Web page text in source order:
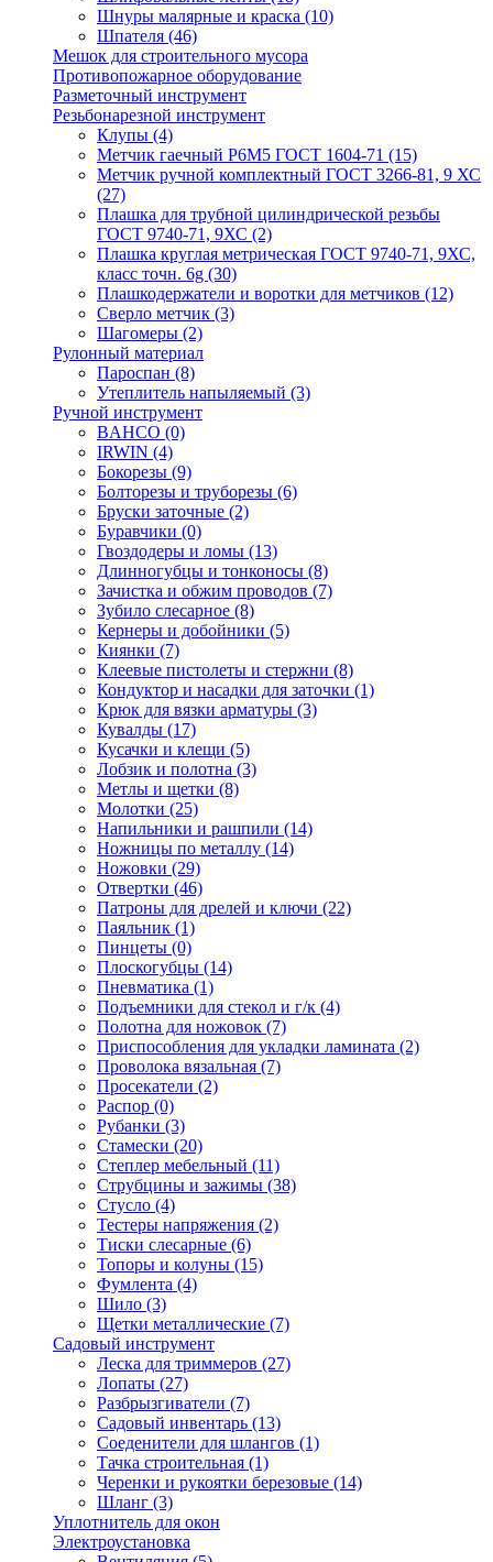
Шнуры малярные и краска (10)
Шпателя (46)
Мешок для строительного мусора
Противопожарное оборудование
Разметочный инструмент
Резьбонарезной инструмент
Клупы (4)
Метчик гаечный Р6М5 ГОСТ 1604-71 (15)
Метчик ручной комплектный ГОСТ 3266-81, 9 ХС
(27)
Плашка для трубной цилиндрической резьбы
ГОСТ 9740-71, 9ХС (2)
Плашка круглая метрическая ГОСТ 9740-71, 9ХС,
класс точн. 6g (30)
Плашкодержатели и воротки для метчиков (12)
Сверло метчик (3)
Шагомеры (2)
Рулонный материал
Пароспан (8)
Утеплитель напыляемый (3)
Ручной инструмент
BAHCO (0)
IRWIN (4)
Бокорезы (9)
Болторезы и труборезы (6)
Бруски заточные (2)
Буравчики (0)
Гвоздодеры и ломы (13)
Длинногубцы и тонконосы (8)
Зачистка и обжим проводов (7)
Зубило слесарное (8)
Кернеры и добойники (5)
Киянки (7)
Клеевые пистолеты и стержни (8)
Кондуктор и насадки для заточки (1)
Крюк для вязки арматуры (3)
Кувалды (17)
Кусачки и клещи (5)
Лобзик и полотна (3)
Метлы и щетки (8)
Молотки (25)
Напильники и рашпили (14)
Ножницы по металлу (14)
Ножовки (29)
Отвертки (46)
Патроны для дрелей и ключи (22)
Паяльник (1)
Пинцеты (0)
Плоскогубцы (14)
Пневматика (1)
Подъемники для стекол и г/к (4)
Полотна для ножовок (7)
Приспособления для укладки ламината (2)
Проволока вязальная (7)
Просекатели (2)
Распор (0)
Рубанки (3)
Стамески (20)
Степлер мебельный (11)
Струбцины и зажимы (38)
Стусло (4)
Тестеры напряжения (2)
Тиски слесарные (6)
Топоры и колуны (15)
Фумлента (4)
Шило (3)
Щетки металлические (7)
Садовый инструмент
Леска для триммеров (27)
Лопаты (27)
Разбрызгиватели (7)
Садовый инвентарь (13)
Соеденители для шлангов (1)
Тачка строительная (1)
Черенки и рукоятки березовые (14)
Шланг (3)
Уплотнитель для окон
Электроустановка